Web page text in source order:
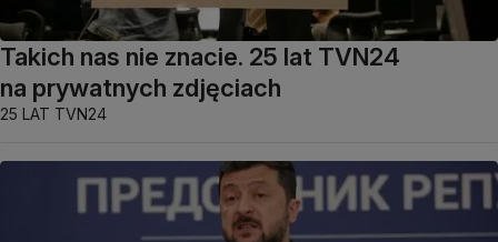
Takich nas nie znacie. 25 lat TVN24
na prywatnych zdjęciach
25 LAT TVN24